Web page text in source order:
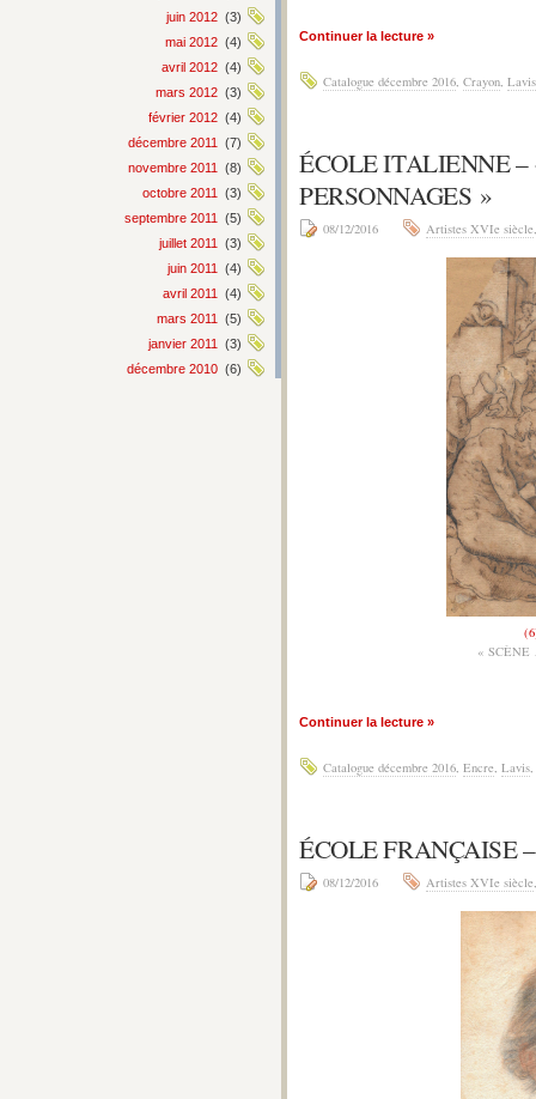
juin 2012 (3)
mai 2012 (4)
avril 2012 (4)
mars 2012 (3)
février 2012 (4)
décembre 2011
(7)
novembre 2011
(8)
octobre 2011
(3)
septembre 2011
(5)
juillet 2011
(3)
juin 2011
(4)
avril 2011
(4)
mars 2011
(5)
janvier 2011
(3)
décembre 2010 (6)
Continuer la lecture »
Catalogue décembre 2016, Crayon, Lavis
ÉCOLE ITALIENNE
PERSONNAGES »
08/12/2016 Artistes XVIe siècle
«
Continuer la lecture »
Catalogue décembre 2016, Encre, Lavis,
ÉCOLE FRANÇAISE
08/12/2016 Artistes XVIe siècle